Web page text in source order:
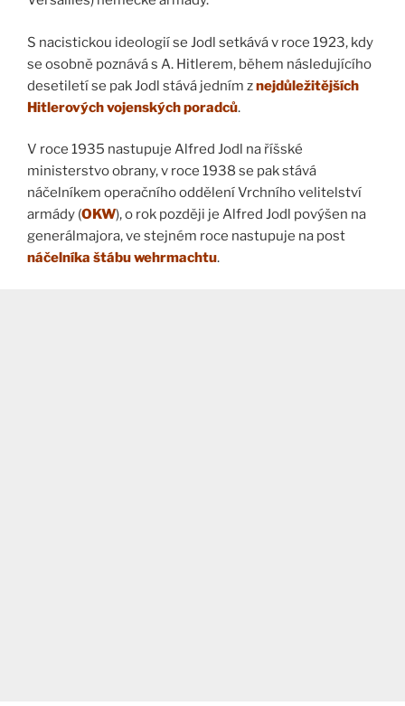
S nacistickou ideologií se Jodl setkává v roce 1923, kdy
se osobně poznává s A. Hitlerem, během následujícího
desetiletí se pak Jodl stává jedním znejdůležitějších
Hitlerových vojenských poradců.
V roce 1935 nastupuje Alfred Jodl na říšské
ministerstvo obrany, v roce 1938 se pak stává
náčelníkem operačního oddělení Vrchního velitelství
armády (OKW), o rok později je Alfred Jodl povýšen na
generálmajora, ve stejném roce nastupuje na post
náčelníka štábu wehrmachtu.